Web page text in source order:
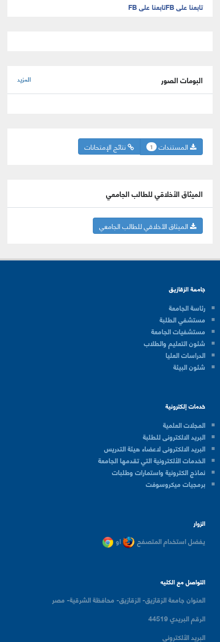
تابعنا على FB تابعنا على FB
البومات الصور المزيد
نتائج الإمتحانات المستندات 1
الميثاق الأخلاقي للطالب الجامعي
الميثاق الأخلاقي للطالب الجامعي
جامعة الزقازيق
رئاسة الجامعة
مستشفي الطلبة
مستشفيات الجامعة
شئون التعليم والطلاب
الدراسات العليا
شئون البيئة
خدمات إلكترونية
المجلات العلمية
البريد الالكترونى للطلبة
البريد الالكترونى لاعضاء هيئة التدريس
الخدمات الألكترونية التي تقدمها الجامعة
نماذج الكترونية واستمارات وطلبات
برمجيات ميكروسوفت
الزوار
يفضل استخدام المتصفح او
التواصل مع الكليه
العنوان جامعة الزقازيق- الزقازيق- محافظة الشرقية- مصر
الرقم البريدي44519
البريد الألكتروني